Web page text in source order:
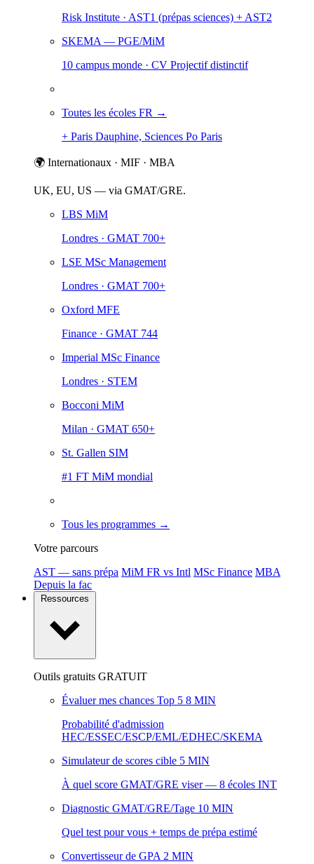
Risk Institute · AST1 (prépas sciences) + AST2
SKEMA — PGE/MiM
10 campus monde · CV Projectif distinctif
Toutes les écoles FR →
+ Paris Dauphine, Sciences Po Paris
🌍 Internationaux · MIF · MBA
UK, EU, US — via GMAT/GRE.
LBS MiM
Londres · GMAT 700+
LSE MSc Management
Londres · GMAT 700+
Oxford MFE
Finance · GMAT 744
Imperial MSc Finance
Londres · STEM
Bocconi MiM
Milan · GMAT 650+
St. Gallen SIM
#1 FT MiM mondial
Tous les programmes →
Votre parcours
AST — sans prépa MiM FR vs Intl MSc Finance MBA
Depuis la fac
Outils gratuits GRATUIT
Évaluer mes chances Top 5 8 MIN
Probabilité d'admission
HEC/ESSEC/ESCP/EML/EDHEC/SKEMA
Simulateur de scores cible 5 MIN
À quel score GMAT/GRE viser — 8 écoles INT
Diagnostic GMAT/GRE/Tage 10 MIN
Quel test pour vous + temps de prépa estimé
Convertisseur de GPA 2 MIN